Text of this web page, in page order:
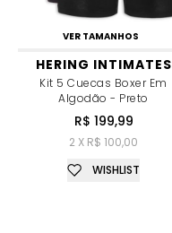
VER TAMANHOS
HERING INTIMATES
Kit 5 Cuecas Boxer Em
Algodão - Preto
R$ 199,99
2 X R$ 100,00
WISHLIST